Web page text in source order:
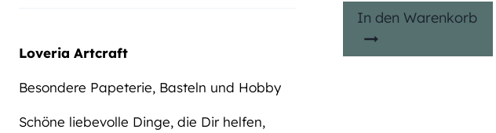
In den Warenkorb
Loveria Artcraft
Besondere Papeterie, Basteln und Hobby
Schöne liebevolle Dinge, die Dir helfen,